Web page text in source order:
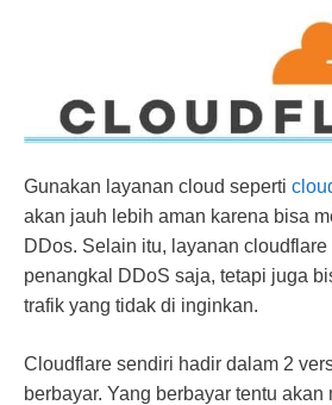
Gunakan layanan cloud seperti
akan jauh lebih aman karena bisa
DDos. Selain itu, layanan
penangkal DDoS saja, tetapi juga
trafik yang tidak di inginkan.
Cloudflare sendiri hadir dalam 2
berbayar. Yang berbayar tentu akan